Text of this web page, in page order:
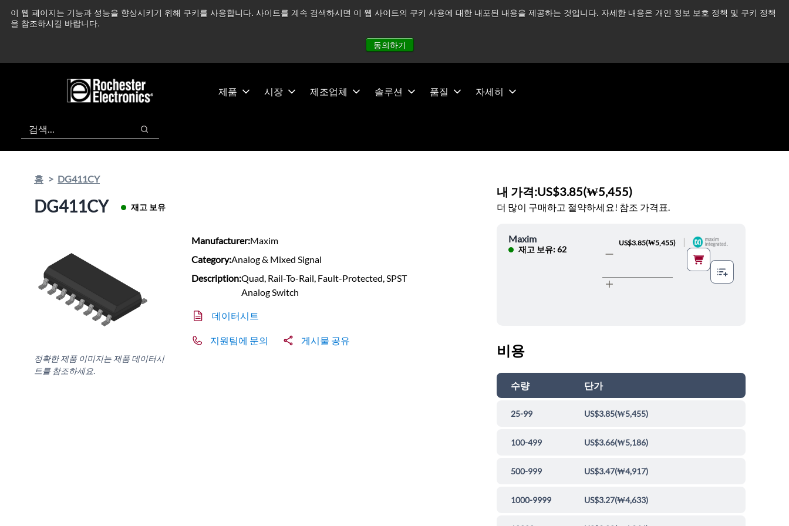
이 웹 페이지는 기능과 성능을 향상시키기 위해 쿠키를 사용합니다. 사이트를 계속 검색하시면 이 웹 사이트의 쿠키 사용에 대한 내포된 내용을 제공하는 것입니다. 자세한 내용은 개인 정보 보호 정책 및 쿠키 정책
을 참조하시길 바랍니다.
동의하기
츠
건
중동 지역 상황을 지속적으로 주시하고 있으며, 모든 서비스는 정상적으로 운영되고 있습니다. 더 읽어보기 →
제품 시장 제조업체 솔루션 품질 자세히
검색
검색
홈 DG411CY
DG411CY 재고 보유
정확한 제품 이미지는 제품 데이터시
트를 참조하세요.
Manufacturer:Maxim
Category:Analog & Mixed Signal
Description:Quad, Rail-To-Rail, Fault-Protected, SPST
Analog Switch
데이터시트
지원팀에 문의 게시물 공유
내 가격:US$3.85(₩5,455)
더 많이 구매하고 절약하세요! 참조 가격표.
Maxim
재고 보유: 62
US$3.85(₩5,455)
비용
수량 단가
25-99 US$3.85(₩5,455)
100-499 US$3.66(₩5,186)
500-999 US$3.47(₩4,917)
1000-9999 US$3.27(₩4,633)